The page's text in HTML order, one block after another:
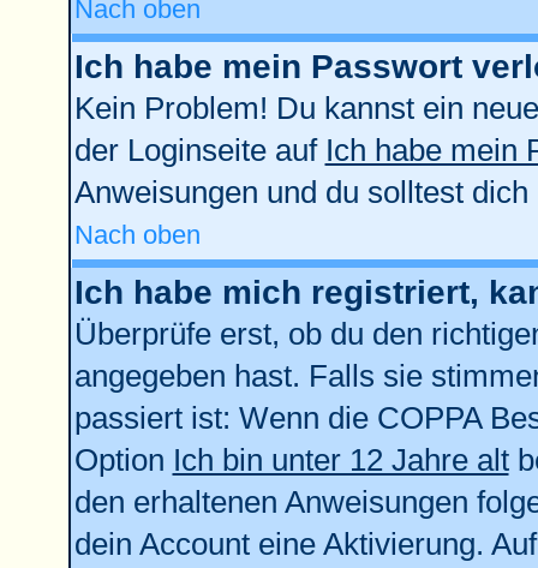
Nach oben
Ich habe mein Passwort
Kein Problem! Du kannst ein
der Loginseite auf Ich habe mein
Anweisungen und du solltest
Nach oben
Ich habe mich registriert,
Überprüfe erst, ob du den
angegeben hast. Falls sie
passiert ist: Wenn die COPPA
Option Ich bin unter 12 Jahre alt
den erhaltenen Anweisungen
dein Account eine Aktivierung.